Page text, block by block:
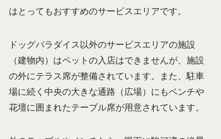
ポイントが高いです。
まとめ 天気の良い日に是非寄りたいSA